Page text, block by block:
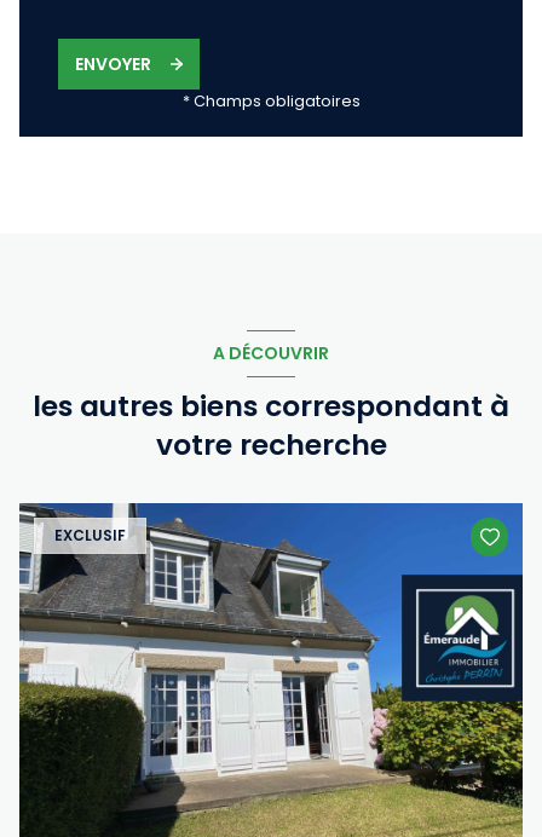
ENVOYER
* Champs obligatoires
A DÉCOUVRIR
les autres biens correspondant à
votre recherche
EXCLUSIF